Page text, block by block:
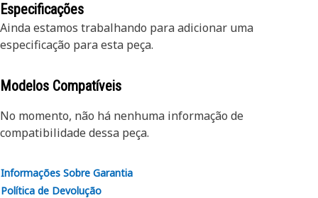
Especificações
Ainda estamos trabalhando para adicionar uma
especificação para esta peça.
Modelos Compatíveis
No momento, não há nenhuma informação de
compatibilidade dessa peça.
Informações Sobre Garantia
Política de Devolução